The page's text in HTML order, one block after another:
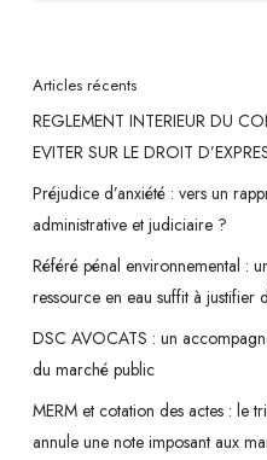
Articles récents
REGLEMENT INTERIEUR DU
EVITER SUR LE DROIT
Préjudice d’anxiété : vers un
administrative et judiciaire ?
Référé pénal environnemental :
ressource en eau suffit à justifier
DSC AVOCATS : un
du marché public
MERM et cotation des actes : le
annule une note imposant aux